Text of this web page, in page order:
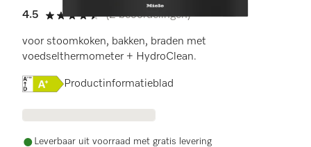
4.5
4.5 sterren op 5
(2 beoordelingen)
voor stoomkoken, bakken, braden met
voedselthermometer + HydroClean.
Online Label Flag, Energielabel
Productinformatieblad
Leverbaar uit voorraad met gratis levering